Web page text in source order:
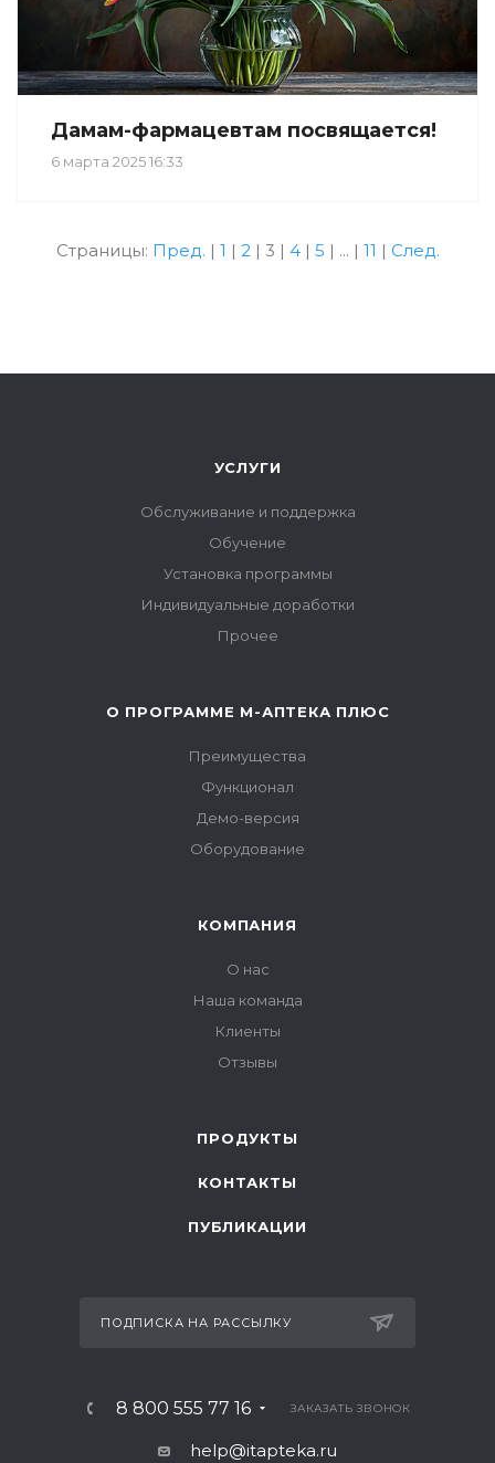
Дамам-фармацевтам посвящается!
6 марта 2025 16:33
Страницы: Пред. | 1 | 2 | 3 | 4 | 5 | ... | 11 | След.
УСЛУГИ
Обслуживание и поддержка
Обучение
Установка программы
Индивидуальные доработки
Прочее
О ПРОГРАММЕ М-АПТЕКА ПЛЮС
Преимущества
Функционал
Демо-версия
Оборудование
КОМПАНИЯ
О нас
Наша команда
Клиенты
Отзывы
ПРОДУКТЫ
КОНТАКТЫ
ПУБЛИКАЦИИ
ПОДПИСКА НА РАССЫЛКУ
8 800 555 77 16 ЗАКАЗАТЬ ЗВОНОК
help@itapteka.ru